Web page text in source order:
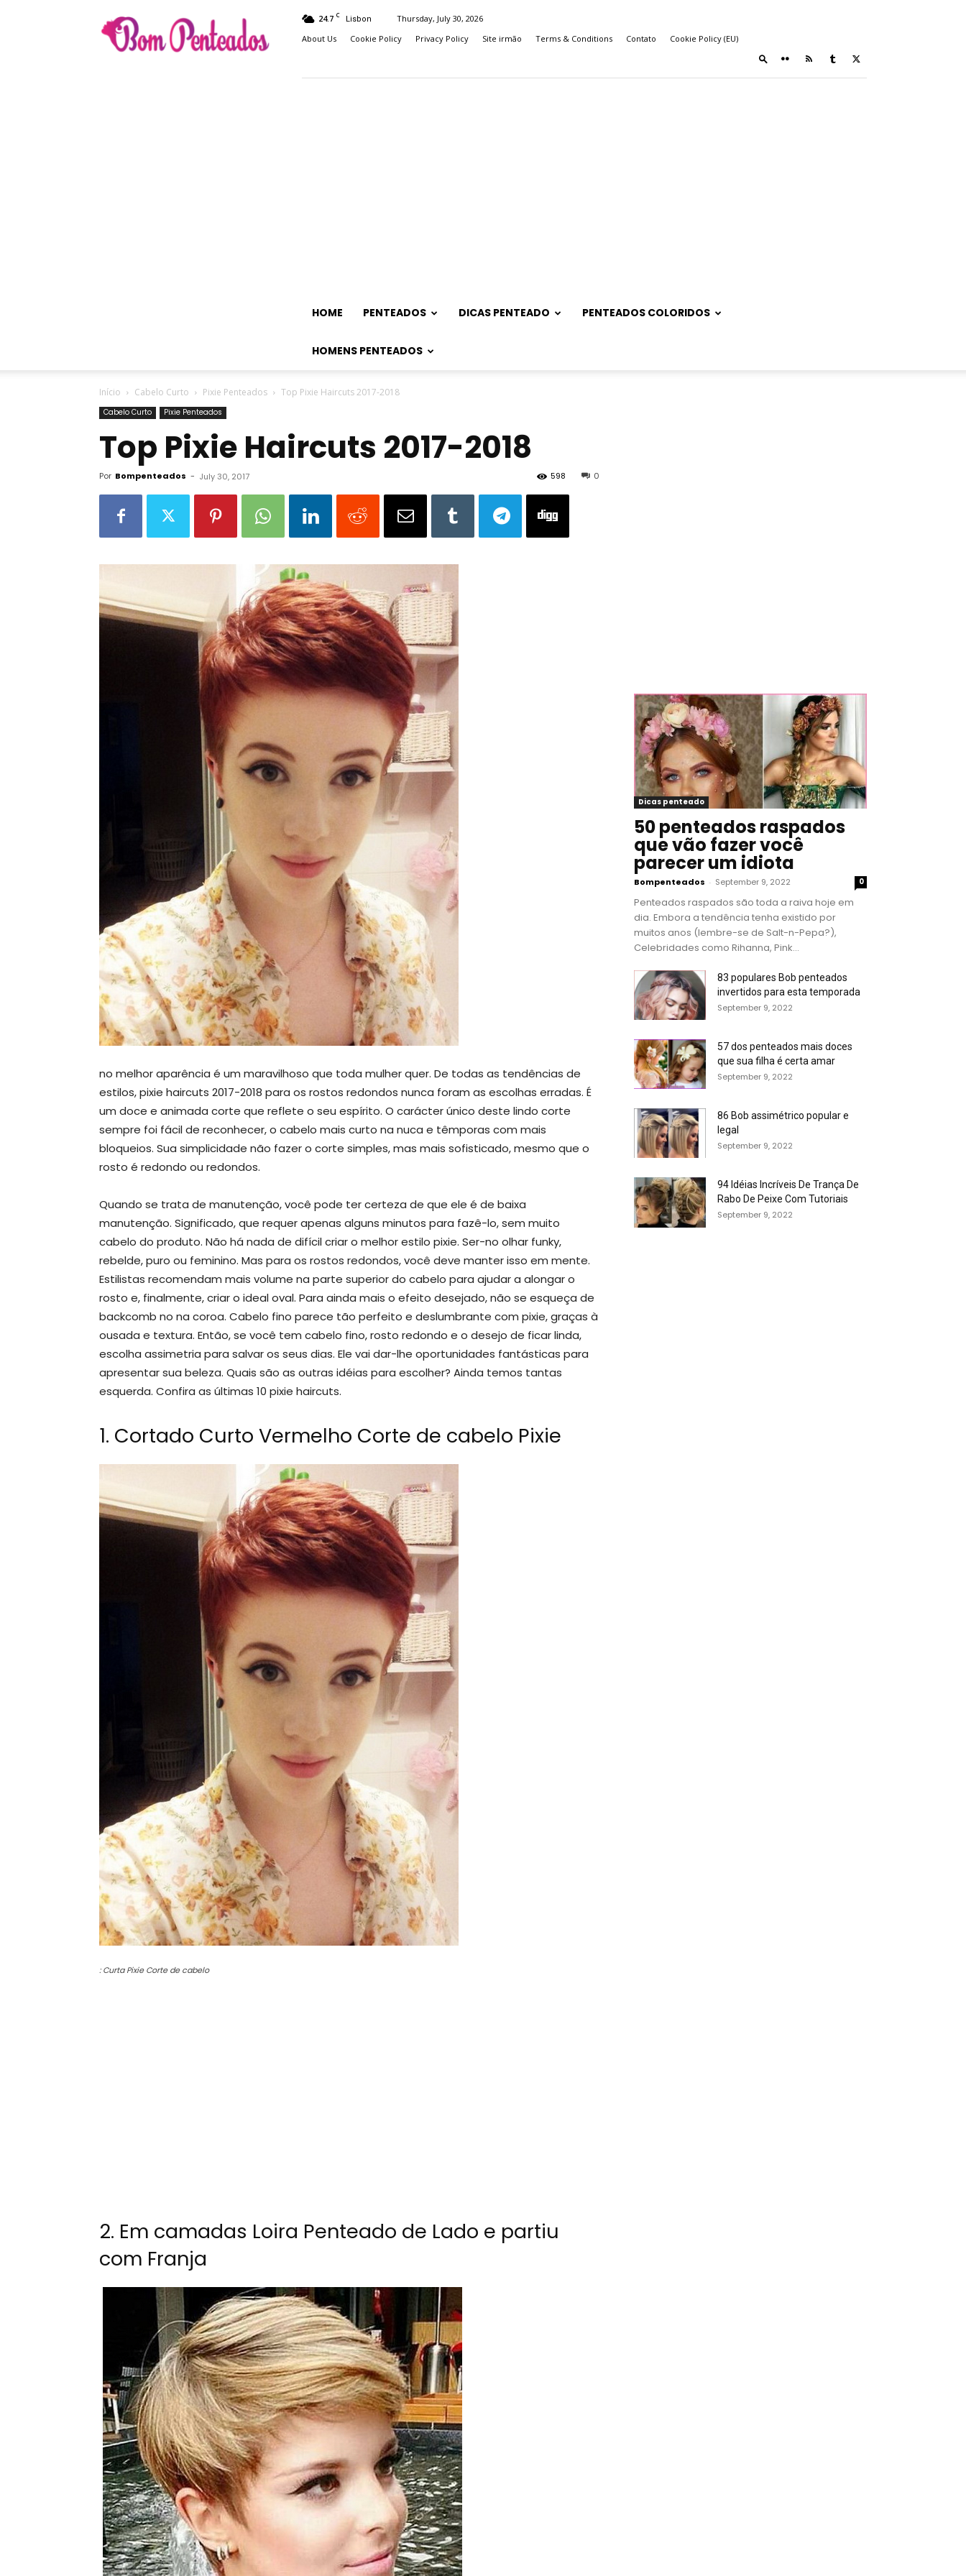
Penteados
24.7 C Lisbon
Thursday, July 30, 2026
About Us
Cookie Policy Privacy Policy Site irmão Terms & Conditions Contato Cookie Policy (EU)
HOME PENTEADOS DICAS PENTEADO PENTEADOS COLORIDOS
HOMENS PENTEADOS
Início Cabelo Curto Pixie Penteados Top Pixie Haircuts 2017-2018
Cabelo Curto Pixie Penteados
Top Pixie Haircuts 2017-2018
Por Bompenteados - July 30, 2017 0
598
no melhor aparência é um maravilhoso que toda mulher quer. De todas as tendências de
estilos, pixie haircuts 2017-2018 para os rostos redondos nunca foram as escolhas erradas. É
um doce e animada corte que reflete o seu espírito. O carácter único deste lindo corte
sempre foi fácil de reconhecer, o cabelo mais curto na nuca e têmporas com mais
bloqueios. Sua simplicidade não fazer o corte simples, mas mais sofisticado, mesmo que o
rosto é redondo ou redondos.
Quando se trata de manutenção, você pode ter certeza de que ele é de baixa
manutenção. Significado, que requer apenas alguns minutos para fazê-lo, sem muito
cabelo do produto. Não há nada de difícil criar o melhor estilo pixie. Ser-no olhar funky,
rebelde, puro ou feminino. Mas para os rostos redondos, você deve manter isso em mente.
Estilistas recomendam mais volume na parte superior do cabelo para ajudar a alongar o
rosto e, finalmente, criar o ideal oval. Para ainda mais o efeito desejado, não se esqueça de
backcomb no na coroa. Cabelo fino parece tão perfeito e deslumbrante com pixie, graças à
ousada e textura. Então, se você tem cabelo fino, rosto redondo e o desejo de ficar linda,
escolha assimetria para salvar os seus dias. Ele vai dar-lhe oportunidades fantásticas para
apresentar sua beleza. Quais são as outras idéias para escolher? Ainda temos tantas
esquerda. Confira as últimas 10 pixie haircuts.
1. Cortado Curto Vermelho Corte de cabelo Pixie
:Curta Pixie Corte de cabelo
2. Em camadas Loira Penteado de Lado e partiu
com Franja
Dicas penteado
50 penteados raspados
que vão fazer você
parecer um idiota
Bompenteados - September 9, 2022 0
Penteados raspados são toda a raiva hoje em
dia. Embora a tendência tenha existido por
muitos anos (lembre-se de Salt-n-Pepa?),
Celebridades como Rihanna, Pink...
83 populares Bob penteados
invertidos para esta temporada
September 9, 2022
57 dos penteados mais doces
que sua filha é certa amar
September 9, 2022
86 Bob assimétrico popular e
legal
September 9, 2022
94 Idéias Incríveis De Trança De
Rabo De Peixe Com Tutoriais
September 9, 2022